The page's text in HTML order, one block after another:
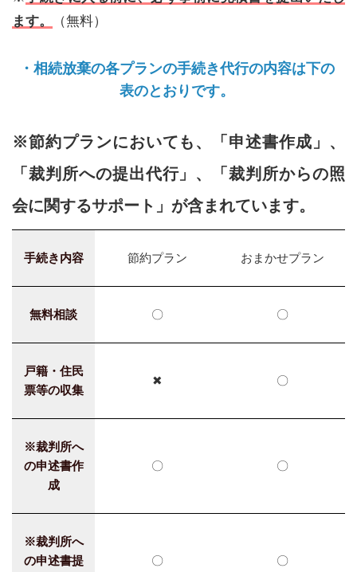
ます。
（無料）
・相続放棄の各プランの手続き代行の内容は下の
表のとおりです。
※節約プランにおいても、「申述書作成」、
「裁判所への提出代行」、「裁判所からの照
会に関するサポート」が含まれています。
手続き内容 節約プラン おまかせプラン
無料相談 〇 〇
戸籍・住民
票等の収集
✖ 〇
※裁判所へ
の申述書作
成
〇 〇
※裁判所へ
の申述書提
〇 〇